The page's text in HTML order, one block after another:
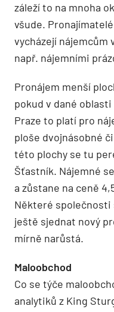
záleží to na mnoha
všude.
vycházejí nájemcům
např. nájemními
Pronájem menší
pokud v dané
Praze to platí pro
ploše dvojnásobné
této plochy se tu
Šťastník. Nájemné
a zůstane na ceně
Některé společnosti
ještě sjednat nový
mírně narůstá.
Maloobchod
Co se týče
analytiků z King